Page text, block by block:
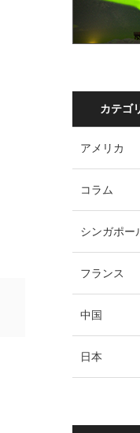
カテゴ
アメリカ
コラム
シンガポー
フランス
中国
日本